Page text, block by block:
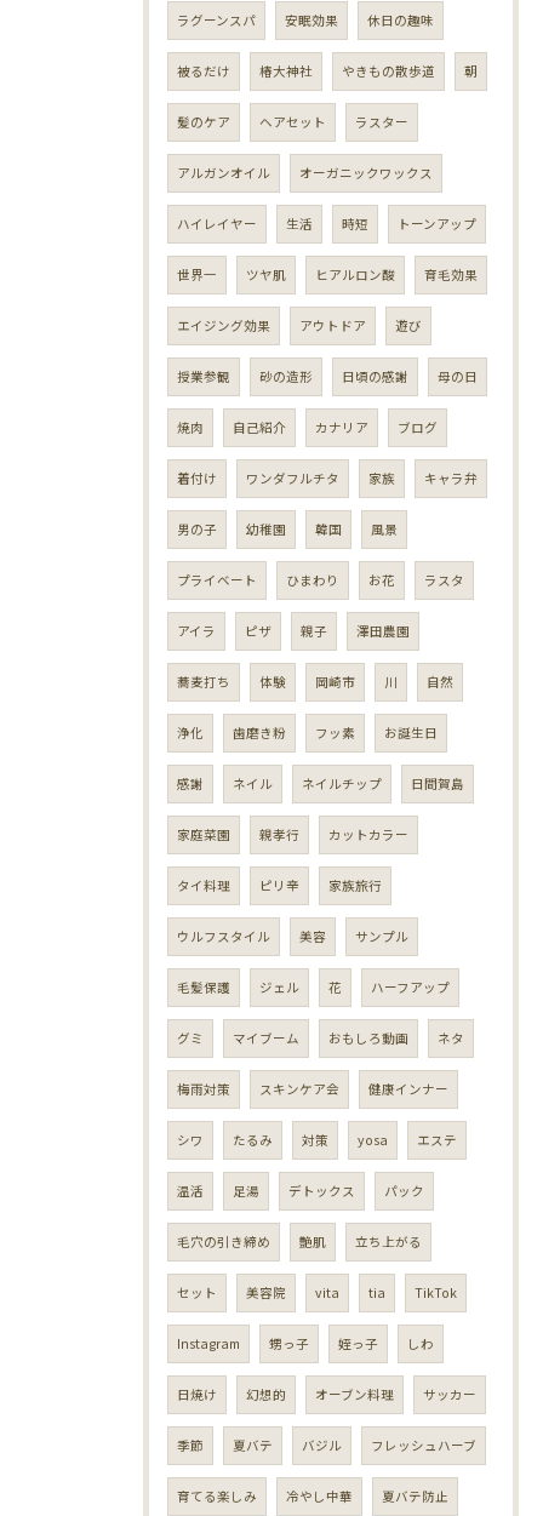
ラグーンスパ 安眠効果 休日の趣味
被るだけ 椿大神社 やきもの散歩道 朝
髪のケア ヘアセット ラスター
アルガンオイル オーガニックワックス
ハイレイヤー 生活 時短 トーンアップ
世界一 ツヤ肌 ヒアルロン酸 育毛効果
エイジング効果 アウトドア 遊び
授業参観 砂の造形 日頃の感謝 母の日
焼肉 自己紹介 カナリア ブログ
着付け ワンダフルチタ 家族 キャラ弁
男の子 幼稚園 韓国 風景
プライベート ひまわり お花 ラスタ
アイラ ピザ 親子 澤田農園
蕎麦打ち 体験 岡崎市 川 自然
浄化 歯磨き粉 フッ素 お誕生日
感謝 ネイル ネイルチップ 日間賀島
家庭菜園 親孝行 カットカラー
タイ料理 ピリ辛 家族旅行
ウルフスタイル 美容 サンプル
毛髪保護 ジェル 花 ハーフアップ
グミ マイブーム おもしろ動画 ネタ
梅雨対策 スキンケア会 健康インナー
シワ たるみ 対策 yosa エステ
温活 足湯 デトックス パック
毛穴の引き締め 艶肌 立ち上がる
セット 美容院 vita tia TikTok
Instagram 甥っ子 姪っ子 しわ
日焼け 幻想的 オーブン料理 サッカー
季節 夏バテ バジル フレッシュハーブ
育てる楽しみ 冷やし中華 夏バテ防止